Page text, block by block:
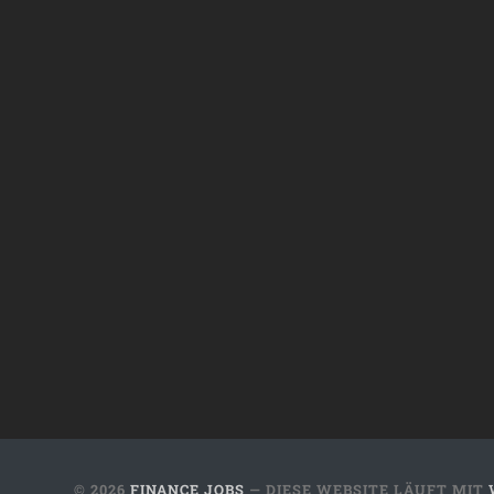
© 2026FINANCE JOBS — DIESE WEBSITE LÄUFT MIT